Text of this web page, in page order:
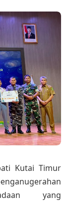
Kutai Timur
yang